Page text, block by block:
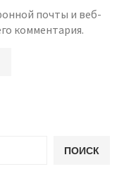
почты и веб-
комментария.
ПОИСК